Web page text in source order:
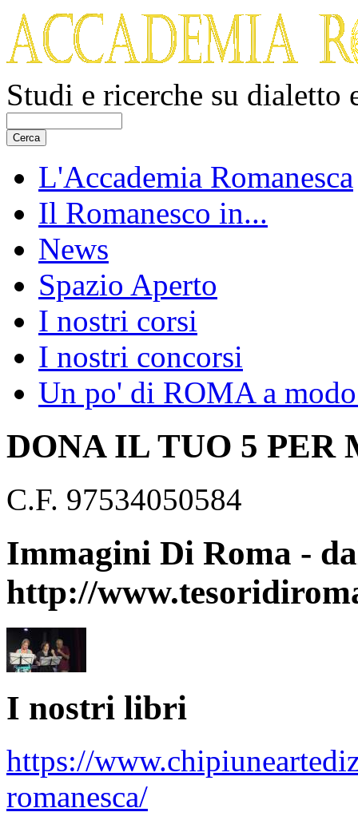
Studi e ricerche su
L'Accademia Romanesca
Il Romanesco in...
News
Spazio Aperto
I nostri corsi
I nostri concorsi
Un po' di ROMA a
DONA IL TUO 5 PER
C.F. 97534050584
Immagini Di Roma -
http://
I nostri libri
https://
romanesca/